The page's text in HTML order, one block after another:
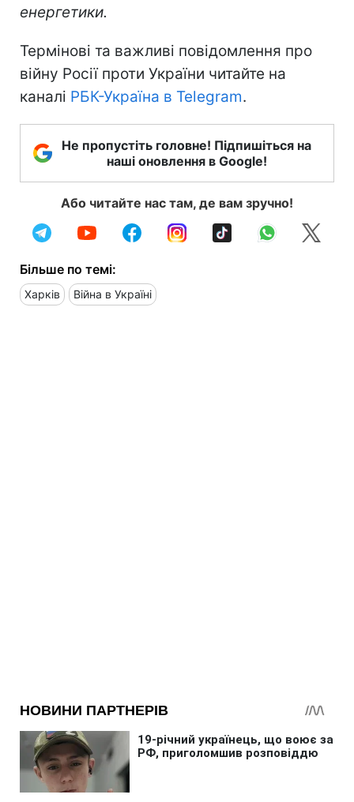
енергетики.
Термінові та важливі повідомлення про
війну Росії проти України читайте на
каналі РБК-Україна в Telegram.
Не пропустіть головне! Підпишіться на
наші оновлення в Google!
Або читайте нас там, де вам зручно!
Більше по темі:
Харків Війна в Україні